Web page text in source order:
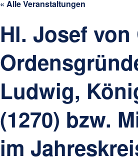
« Alle Veranstaltungen
Hl. Josef von
Ludwig,
(1270) bzw.
im